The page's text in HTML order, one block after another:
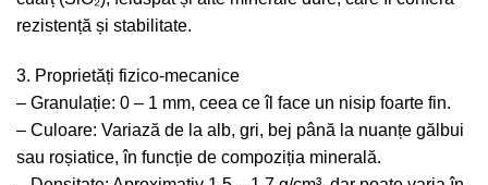
rezistență și stabilitate.
3. Proprietăți fizico-mecanice
– Granulație: 0 – 1 mm, ceea ce îl face un nisip foarte fin.
– Culoare: Variază de la alb, gri, bej până la nuanțe gălbui
sau roșiatice, în funcție de compoziția minerală.